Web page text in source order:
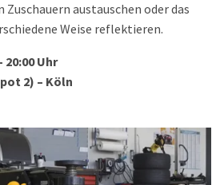
austauschen oder das
Weise reflektieren.
20:00 Uhr
2) – Köln